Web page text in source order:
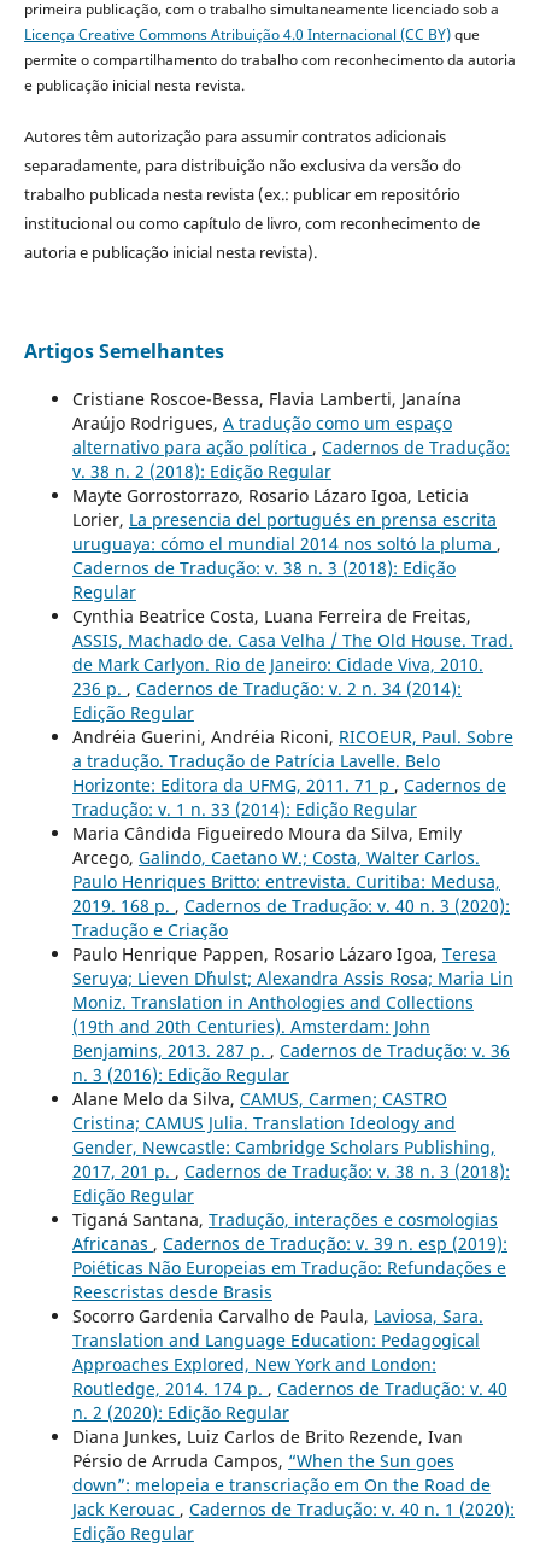
primeira publicação, com o trabalho simultaneamente licenciado sob a
Licença Creative Commons Atribuição 4.0 Internacional (CC BY)que
permite o compartilhamento do trabalho com reconhecimento da autoria
e publicação inicial nesta revista.
Autores têm autorização para assumir contratos adicionais
separadamente, para distribuição não exclusiva da versão do
trabalho publicada nesta revista (ex.: publicar em repositório
institucional ou como capítulo de livro, com reconhecimento de
autoria e publicação inicial nesta revista).
Artigos Semelhantes
Cristiane Roscoe-Bessa, Flavia Lamberti, Janaína
Araújo Rodrigues, A tradução como um espaço
alternativo para ação política , Cadernos de Tradução:
v. 38 n. 2 (2018): Edição Regular
Mayte Gorrostorrazo, Rosario Lázaro Igoa, Leticia
Lorier, La presencia del portugués en prensa escrita
uruguaya: cómo el mundial 2014 nos soltó la pluma ,
Cadernos de Tradução: v. 38 n. 3 (2018): Edição
Regular
Cynthia Beatrice Costa, Luana Ferreira de Freitas,
ASSIS, Machado de. Casa Velha / The Old House. Trad.
de Mark Carlyon. Rio de Janeiro: Cidade Viva, 2010.
236 p. , Cadernos de Tradução: v. 2 n. 34 (2014):
Edição Regular
Andréia Guerini, Andréia Riconi, RICOEUR, Paul. Sobre
a tradução. Tradução de Patrícia Lavelle. Belo
Horizonte: Editora da UFMG, 2011. 71 p , Cadernos de
Tradução: v. 1 n. 33 (2014): Edição Regular
Maria Cândida Figueiredo Moura da Silva, Emily
Arcego, Galindo, Caetano W.; Costa, Walter Carlos.
Paulo Henriques Britto: entrevista. Curitiba: Medusa,
2019. 168 p. , Cadernos de Tradução: v. 40 n. 3 (2020):
Tradução e Criação
Paulo Henrique Pappen, Rosario Lázaro Igoa, Teresa
Seruya; Lieven D´hulst; Alexandra Assis Rosa; Maria Lin
Moniz. Translation in Anthologies and Collections
(19th and 20th Centuries). Amsterdam: John
Benjamins, 2013. 287 p. , Cadernos de Tradução: v. 36
n. 3 (2016): Edição Regular
Alane Melo da Silva, CAMUS, Carmen; CASTRO
Cristina; CAMUS Julia. Translation Ideology and
Gender, Newcastle: Cambridge Scholars Publishing,
2017, 201 p. , Cadernos de Tradução: v. 38 n. 3 (2018):
Edição Regular
Tiganá Santana, Tradução, interações e cosmologias
Africanas , Cadernos de Tradução: v. 39 n. esp (2019):
Poiéticas Não Europeias em Tradução: Refundações e
Reescristas desde Brasis
Socorro Gardenia Carvalho de Paula, Laviosa, Sara.
Translation and Language Education: Pedagogical
Approaches Explored, New York and London:
Routledge, 2014. 174 p. , Cadernos de Tradução: v. 40
n. 2 (2020): Edição Regular
Diana Junkes, Luiz Carlos de Brito Rezende, Ivan
Pérsio de Arruda Campos, “When the Sun goes
down”: melopeia e transcriação em On the Road de
Jack Kerouac , Cadernos de Tradução: v. 40 n. 1 (2020):
Edição Regular